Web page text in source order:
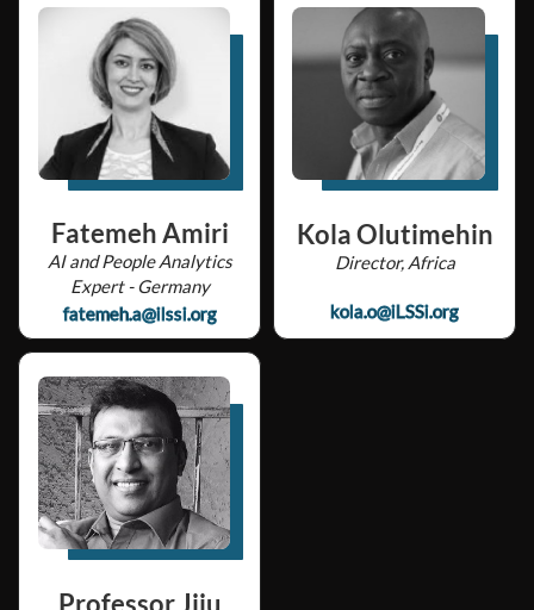
Fatemeh Amiri
AI and People Analytics
Expert - Germany
fatemeh.a@ilssi.org
Kola Olutimehin
Director, Africa
kola.o@iLSSi.org